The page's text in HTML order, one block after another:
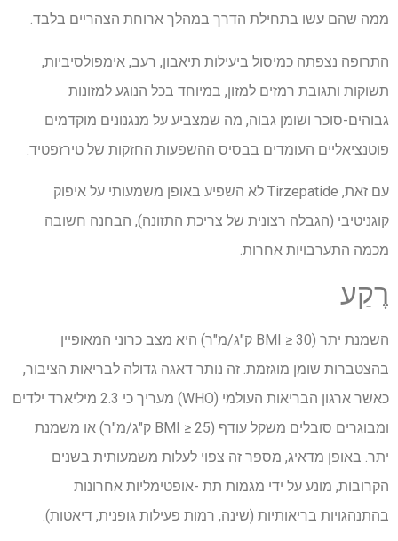
ממה שהם עשו בתחילת הדרך במהלך ארוחת הצהריים בלבד.
התרופה נצפתה כמיסול ביעילות תיאבון, רעב, אימפולסיביות,
תשוקות ותגובת רמזים למזון, במיוחד בכל הנוגע למזונות
גבוהים-סוכר ושומן גבוה, מה שמצביע על מנגנונים מוקדמים
פוטנציאליים העומדים בבסיס ההשפעות החזקות של טירזפטיד.
עם זאת, Tirzepatide לא השפיע באופן משמעותי על איפוק
קוגניטיבי (הגבלה רצונית של צריכת התזונה), הבחנה חשובה
מכמה התערבויות אחרות.
רֶקַע
השמנת יתר (BMI ≥ 30 ק"ג/מ"ר) היא מצב כרוני המאופיין
בהצטברות שומן מוגזמת. זה נותר דאגה גדולה לבריאות הציבור,
כאשר ארגון הבריאות העולמי (WHO) מעריך כי 2.3 מיליארד ילדים
ומבוגרים סובלים משקל עודף (BMI ≥ 25 ק"ג/מ"ר) או משמנת
יתר. באופן מדאיג, מספר זה צפוי לעלות משמעותית בשנים
הקרובות, מונע על ידי מגמות תת -אופטימליות אחרונות
בהתנהגויות בריאותיות (שינה, רמות פעילות גופנית, דיאטות).